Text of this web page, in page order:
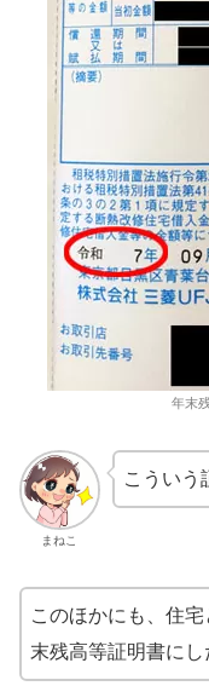
年末
まねこ
こういう
このほかにも、住
末残高等証明書にし